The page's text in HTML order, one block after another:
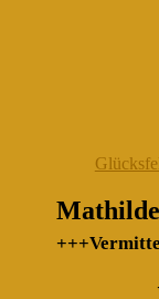
Mathilde